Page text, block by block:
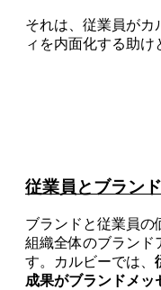
それは、従業員がカ
ィを内面化する助け
従業員とブラン
ブランドと従業員の
組織全体のブランド
す。カルビーでは、
成果がブランドメッ